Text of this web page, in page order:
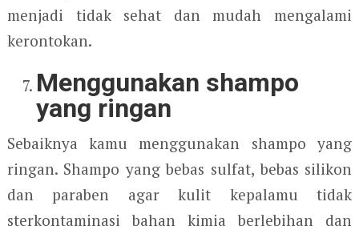
menjadi tidak sehat dan mudah mengalami
kerontokan.
Menggunakan shampo
yang ringan
Sebaiknya kamu menggunakan shampo yang
ringan. Shampo yang bebas sulfat, bebas silikon
dan paraben agar kulit kepalamu tidak
sterkontaminasi bahan kimia berlebihan dan